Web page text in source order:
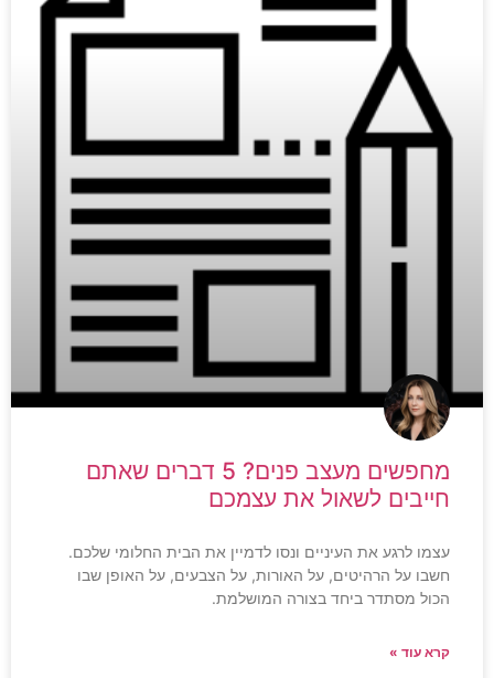
מחפשים מעצב פנים? 5 דברים שאתם
חייבים לשאול את עצמכם
עצמו לרגע את העיניים ונסו לדמיין את הבית החלומי שלכם.
חשבו על הרהיטים, על האורות, על הצבעים, על האופן שבו
הכול מסתדר ביחד בצורה המושלמת.
קרא עוד »